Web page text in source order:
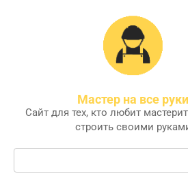
Мастер на все руки
Сайт для тех, кто любит
строить своими
Поиск: